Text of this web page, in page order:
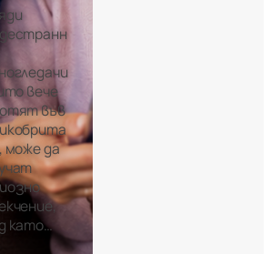
вече
във
може да
като…